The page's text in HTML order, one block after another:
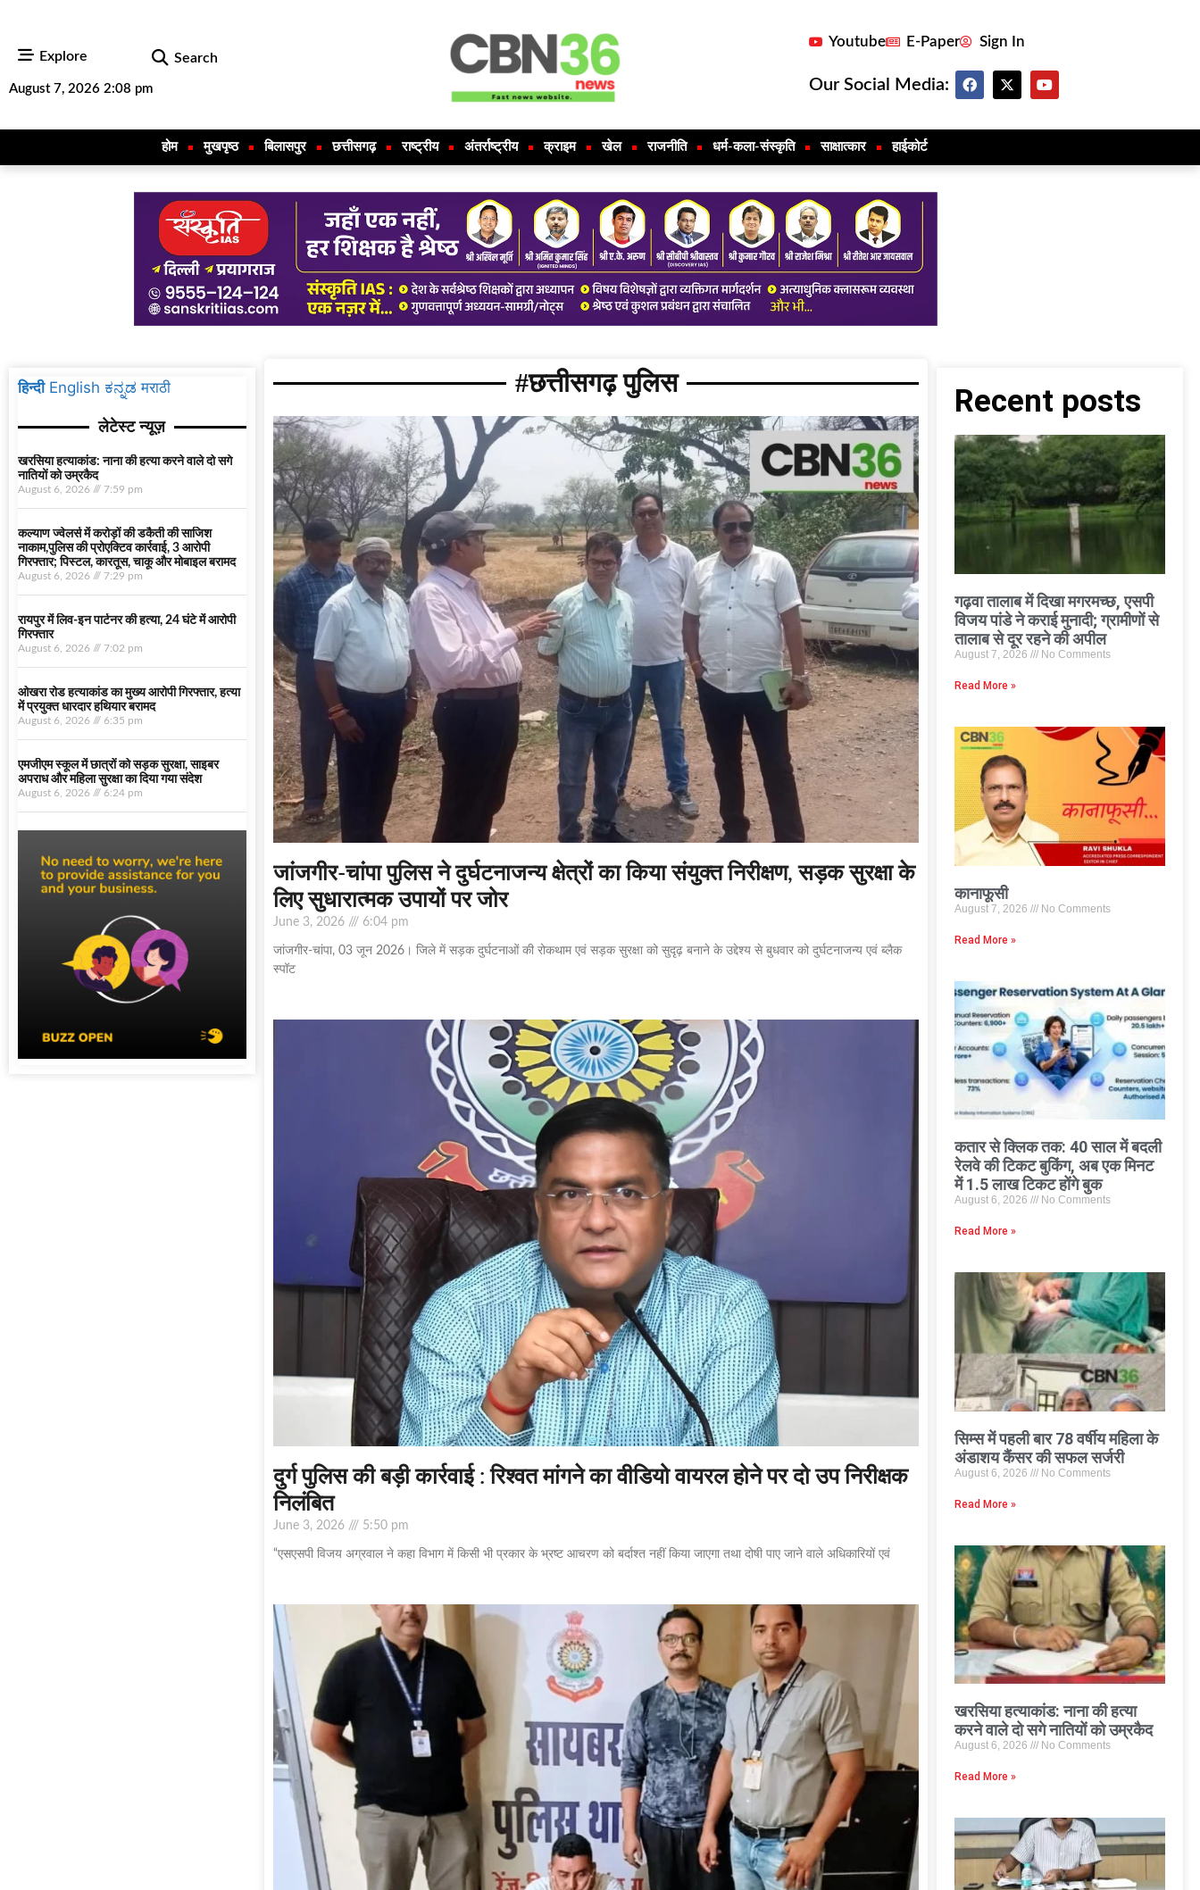
Explore Search
August 7, 2026 2:08 pm
Youtube E-Paper Sign In
Our Social Media:
होम मुखपृष्ठ बिलासपुर छत्तीसगढ़ राष्ट्रीय अंतर्राष्ट्रीय क्राइम खेल राजनीति धर्म-कला-संस्कृति साक्षात्कार हाईकोर्ट
हिन्दी English ಕನ್ನಡ मराठी
लेटेस्ट न्यूज़
खरसिया हत्याकांड: नाना की हत्या करने वाले दो सगे
नातियों को उम्रकैद
August 6, 2026 7:59 pm
कल्याण ज्वेलर्स में करोड़ों की डकैती की साजिश
नाकाम,पुलिस की प्रोएक्टिव कार्रवाई, 3 आरोपी
गिरफ्तार; पिस्टल, कारतूस, चाकू और मोबाइल बरामद
August 6, 2026 7:29 pm
रायपुर में लिव-इन पार्टनर की हत्या, 24 घंटे में आरोपी
गिरफ्तार
August 6, 2026 7:02 pm
ओखरा रोड हत्याकांड का मुख्य आरोपी गिरफ्तार, हत्या
में प्रयुक्त धारदार हथियार बरामद
August 6, 2026 6:35 pm
एमजीएम स्कूल में छात्रों को सड़क सुरक्षा, साइबर
अपराध और महिला सुरक्षा का दिया गया संदेश
August 6, 2026 6:24 pm
#छत्तीसगढ़ पुलिस
जांजगीर-चांपा पुलिस ने दुर्घटनाजन्य क्षेत्रों का किया संयुक्त निरीक्षण, सड़क सुरक्षा के
लिए सुधारात्मक उपायों पर जोर
June 3, 2026 6:04 pm
जांजगीर-चांपा, 03 जून 2026। जिले में सड़क दुर्घटनाओं की रोकथाम एवं सड़क सुरक्षा को सुदृढ़ बनाने के उद्देश्य से बुधवार को दुर्घटनाजन्य एवं ब्लैक
स्पॉट
दुर्ग पुलिस की बड़ी कार्रवाई : रिश्वत मांगने का वीडियो वायरल होने पर दो उप निरीक्षक
निलंबित
June 3, 2026 5:50 pm
“एसएसपी विजय अग्रवाल ने कहा विभाग में किसी भी प्रकार के भ्रष्ट आचरण को बर्दाश्त नहीं किया जाएगा तथा दोषी पाए जाने वाले अधिकारियों एवं
Recent posts
गढ़वा तालाब में दिखा मगरमच्छ, एसपी
विजय पांडे ने कराई मुनादी; ग्रामीणों से
तालाब से दूर रहने की अपील
August 7, 2026 No Comments
Read More »
कानाफूसी
August 7, 2026 No Comments
Read More »
कतार से क्लिक तक: 40 साल में बदली
रेलवे की टिकट बुकिंग, अब एक मिनट
में 1.5 लाख टिकट होंगे बुक
August 6, 2026 No Comments
Read More »
सिम्स में पहली बार 78 वर्षीय महिला के
अंडाशय कैंसर की सफल सर्जरी
August 6, 2026 No Comments
Read More »
खरसिया हत्याकांड: नाना की हत्या
करने वाले दो सगे नातियों को उम्रकैद
August 6, 2026 No Comments
Read More »